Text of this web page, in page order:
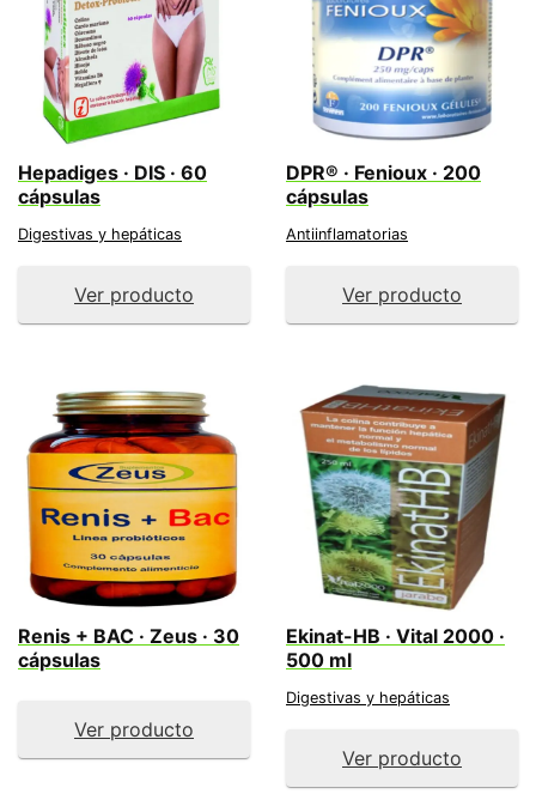
Hepadiges · DIS · 60
cápsulas
Digestivas y hepáticas
Ver producto
DPR® · Fenioux · 200
cápsulas
Antiinflamatorias
Ver producto
Renis + BAC · Zeus · 30
cápsulas
Ver producto
Ekinat-HB · Vital 2000 ·
500 ml
Digestivas y hepáticas
Ver producto